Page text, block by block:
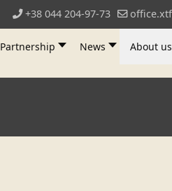
+38 044 204-97-73
Partnership News About us